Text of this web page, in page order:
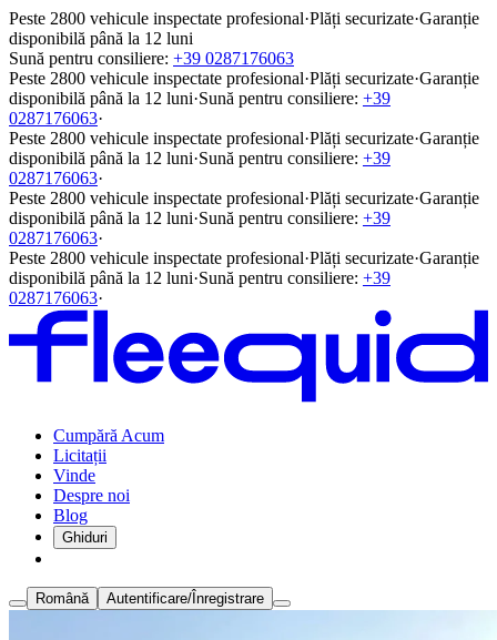
Peste 2800 vehicule inspectate profesional·Plăți securizate·Garanție
disponibilă până la 12 luni
Sună pentru consiliere: +39 0287176063
Peste 2800 vehicule inspectate profesional·Plăți securizate·Garanție
disponibilă până la 12 luni·Sună pentru consiliere: +39
0287176063·
Peste 2800 vehicule inspectate profesional·Plăți securizate·Garanție
disponibilă până la 12 luni·Sună pentru consiliere: +39
0287176063·
Peste 2800 vehicule inspectate profesional·Plăți securizate·Garanție
disponibilă până la 12 luni·Sună pentru consiliere: +39
0287176063·
Peste 2800 vehicule inspectate profesional·Plăți securizate·Garanție
disponibilă până la 12 luni·Sună pentru consiliere: +39
0287176063·
Cumpără Acum
Licitații
Vinde
Despre noi
Blog
Ghiduri
Română Autentificare/Înregistrare